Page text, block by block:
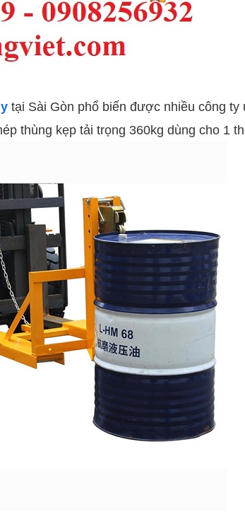
tại Sài Gòn phổ biến được nhiều công
thùng kẹp tải trọng 360kg dùng cho 1